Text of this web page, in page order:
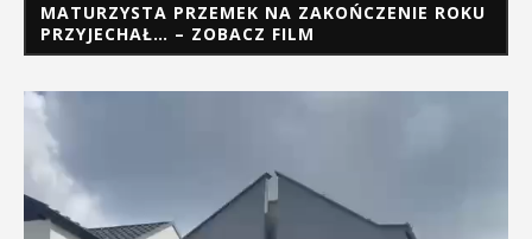
MATURZYSTA PRZEMEK NA ZAKOŃCZENIE ROKU
PRZYJECHAŁ… – ZOBACZ FILM
Odtwarzacz